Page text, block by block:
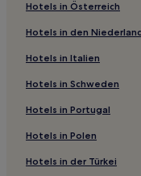
Hotels nahe
Hotels nahe Polonia-
Hotels nahe Station
Hotels nahe
Hotels nahe Centre
Hotels nahe Hala
Hotels nahe Pole
Hotels in Österreich
Hotels in den
Hotels in Italien
Hotels in Schweden
Hotels in Portugal
Hotels in Polen
Hotels in der Türkei